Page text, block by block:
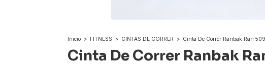
Inicio > FITNESS > CINTAS DE CORRER > Cinta De Correr Ranbak Ran
Cinta De Correr Ranbak